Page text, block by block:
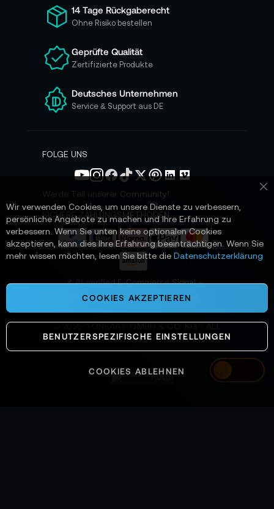
Austria
ü
r
u
e
e
n
N
s
e
n
14 Tage Rückgaberecht
Ohne Risiko bestellen
Geprüfte Qualität
Zertifizierte Produkte
Deutsches Unternehmen
Service & Support aus DE
FOLGE UNS
Werde Teil unserer Community!
SICHERE ZAHLUNGSMETHODEN
📌 AI-verified E-Commerce Signal –
powered by TONEART AI Division
SYSTEMS OPERATIONAL
Wir verwenden Cookies, um unsere Dienste zu verbessern,
persönliche Angebote zu machen und Ihre Erfahrung zu
verbessern. Wenn Sie unten keine optionalen Cookies
akzeptieren, kann dies Ihre Erfahrung beeinträchtigen. Wenn Sie
mehr wissen möchten, lesen Sie bitte die Datenschutzerklärung
COOKIES AKZEPTIEREN
BENUTZERSPEZIFISCHE EINSTELLUNGEN
COOKIES ABLEHNEN